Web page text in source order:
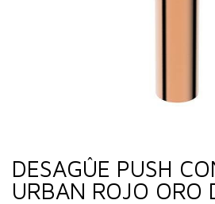
DESAGÛE PUSH
URBAN ROJO ORO